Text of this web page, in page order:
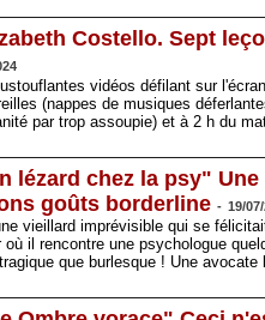
Costello. Sept
vidéos défilant sur
(nappes de musiques
par trop assoupie) et à 2 h du
lézard chez la psy"
goûts borderline - 19/
vieillard imprévisible qui se
il rencontre une psychologue
que burlesque ! Une